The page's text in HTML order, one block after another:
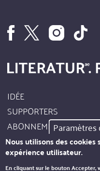
Footer
Site
Info
IDÉE
SUPPORTERS
ABONNEMENT
AUTEURS
MENTIONS LÉGALES
Nous utilisons des
expérience utilisateur.
En cliquant sur le bouton Accepter,